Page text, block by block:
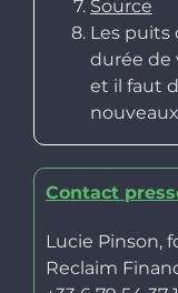
Source
Les puits
durée de
et il faut
Contact
Lucie Pinson,
Reclaim